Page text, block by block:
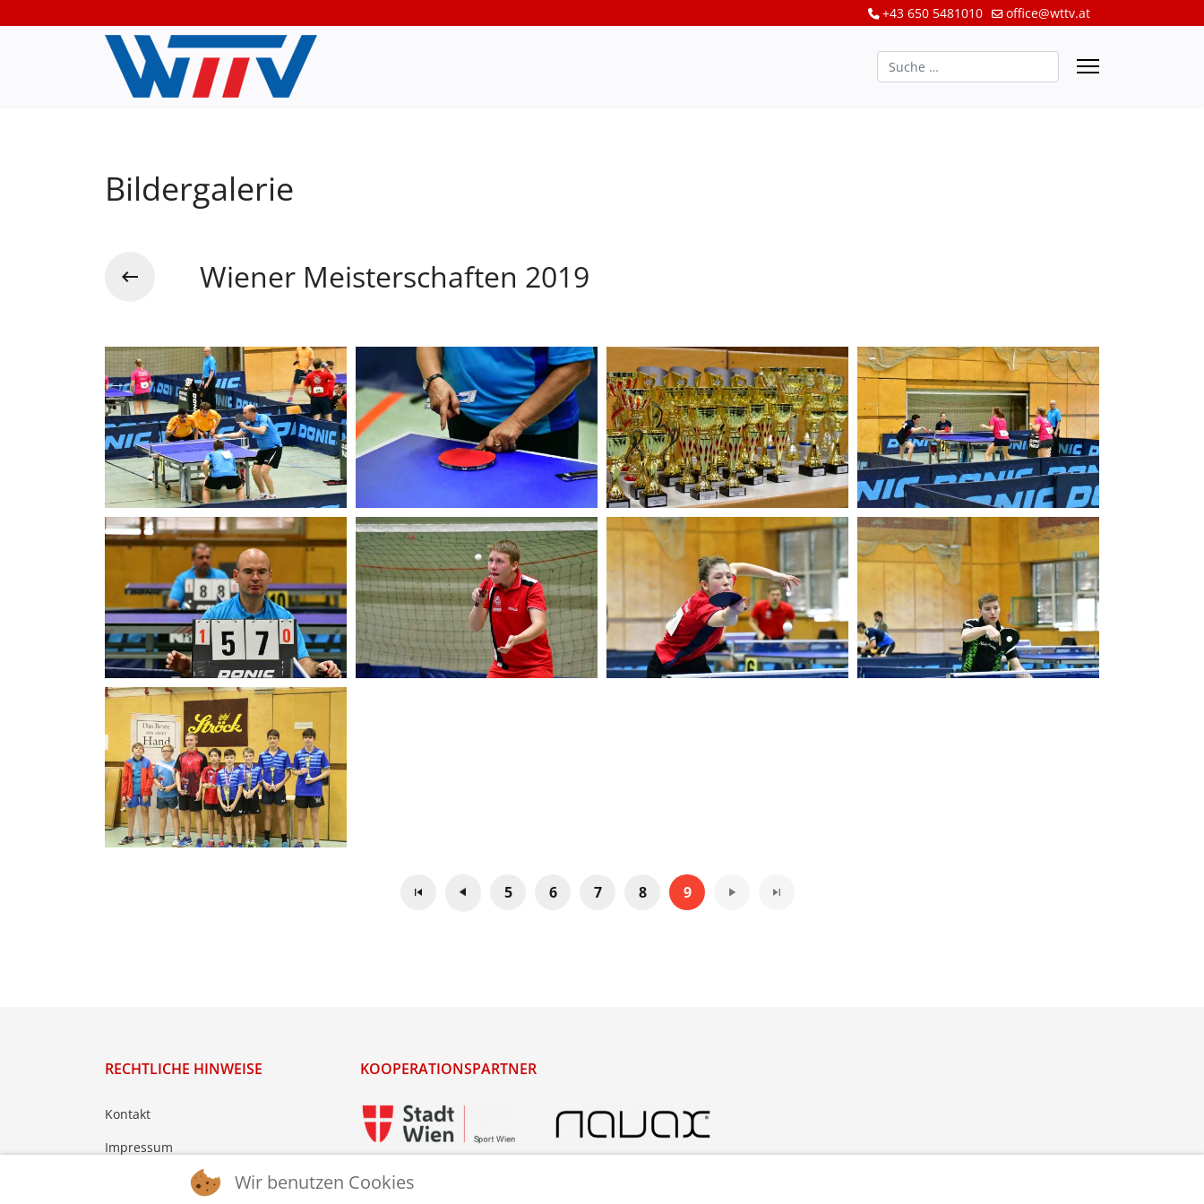
+43 650 5481010 office@wttv.at
Suchen
Bildergalerie
Wiener Meisterschaften 2019
5 6 7 8 9
RECHTLICHE HINWEISE
Kontakt
Impressum
KOOPERATIONSPARTNER
Wir benutzen Cookies